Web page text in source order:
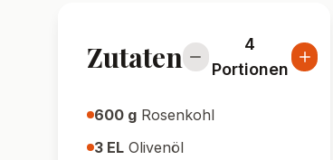
Zutaten
4
Portionen
600 g Rosenkohl
3 EL Olivenöl